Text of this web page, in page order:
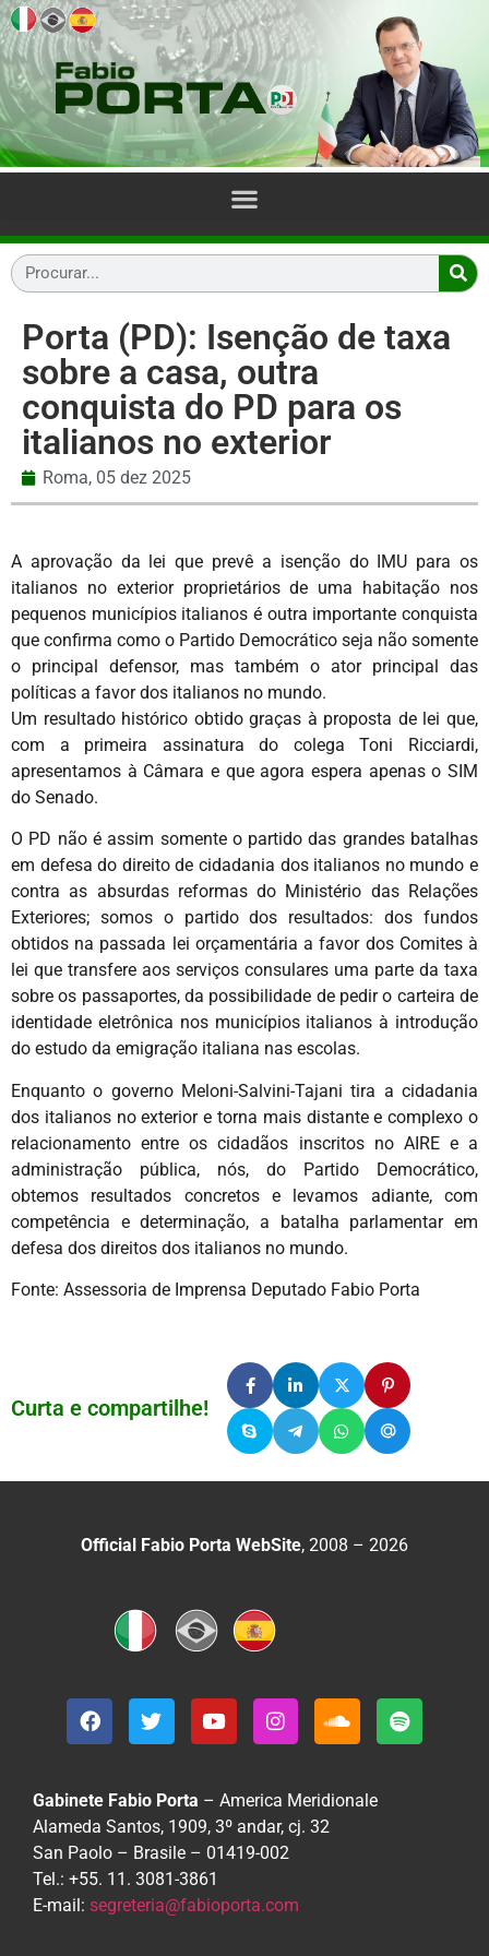
Porta (PD): Isenção de taxa
sobre a casa, outra
conquista do PD para os
italianos no exterior
Roma, 05 dez 2025
A aprovação da lei que prevê a isenção do IMU para os
italianos no exterior proprietários de uma habitação nos
pequenos municípios italianos é outra importante conquista
que confirma como o Partido Democrático seja não somente
o principal defensor, mas também o ator principal das
políticas a favor dos italianos no mundo.
Um resultado histórico obtido graças à proposta de lei que,
com a primeira assinatura do colega Toni Ricciardi,
apresentamos à Câmara e que agora espera apenas o SIM
do Senado.
O PD não é assim somente o partido das grandes batalhas
em defesa do direito de cidadania dos italianos no mundo e
contra as absurdas reformas do Ministério das Relações
Exteriores; somos o partido dos resultados: dos fundos
obtidos na passada lei orçamentária a favor dos Comites à
lei que transfere aos serviços consulares uma parte da taxa
sobre os passaportes, da possibilidade de pedir o carteira de
identidade eletrônica nos municípios italianos à introdução
do estudo da emigração italiana nas escolas.
Enquanto o governo Meloni-Salvini-Tajani tira a cidadania
dos italianos no exterior e torna mais distante e complexo o
relacionamento entre os cidadãos inscritos no AIRE e a
administração pública, nós, do Partido Democrático,
obtemos resultados concretos e levamos adiante, com
competência e determinação, a batalha parlamentar em
defesa dos direitos dos italianos no mundo.
Fonte: Assessoria de Imprensa Deputado Fabio Porta
Curta e compartilhe!
Official Fabio Porta WebSite, 2008 – 2026
Gabinete Fabio Porta – America Meridionale
Alameda Santos, 1909, 3º andar, cj. 32
San Paolo – Brasile – 01419-002
Tel.: +55. 11. 3081-3861
E-mail: segreteria@fabioporta.com